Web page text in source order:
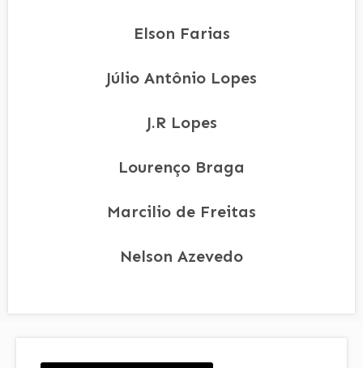
Elson Farias
Júlio Antônio Lopes
J.R Lopes
Lourenço Braga
Marcilio de Freitas
Nelson Azevedo